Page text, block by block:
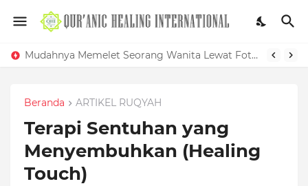
Mudahnya Memelet Seorang Wanita Lewat Foto di Facebook
Beranda ARTIKEL RUQYAH
Terapi Sentuhan yang
Menyembuhkan (Healing
Touch)